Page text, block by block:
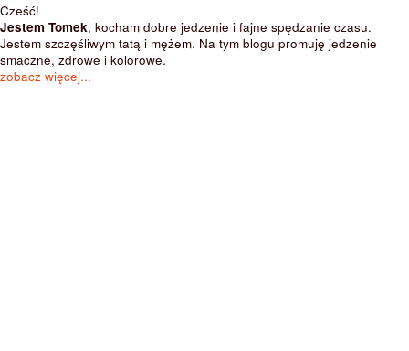
Cześć!
Jestem Tomek, kocham dobre jedzenie i fajne spędzanie czasu.
Jestem szczęśliwym tatą i mężem. Na tym blogu promuję jedzenie
smaczne, zdrowe i kolorowe.
zobacz więcej...